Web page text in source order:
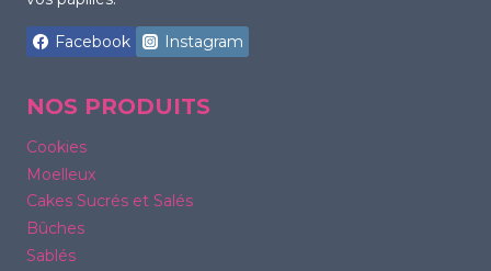
Facebook Instagram
NOS PRODUITS
Cookies
Moelleux
Cakes Sucrés et Salés
Bûches
Sablés